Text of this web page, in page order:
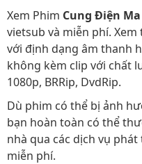
Xem Phim Cung Điện
vietsub và miễn phí.
với định dạng âm thanh
không kèm clip với chất
1080p, BRRip, DvdRip.
Dù phim có thể bị ảnh
bạn hoàn toàn có thể
nhà qua các dịch vụ
miễn phí.